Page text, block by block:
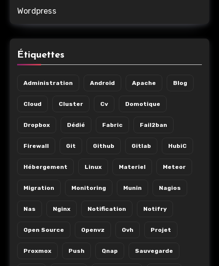
Wordpress
Étiquettes
Administration Android Apache Blog
Cloud Cluster Cv Domotique
Dropbox Dédié Fabric Fail2ban
Firewall Git Github Gitlab HubiC
Hébergement Linux Materiel Meteor
Migration Monitoring Munin Nagios
Nas Nginx Notification Notifry
Open Source Openvz Ovh Projet
Proxmox Push Qnap Sauvegarde